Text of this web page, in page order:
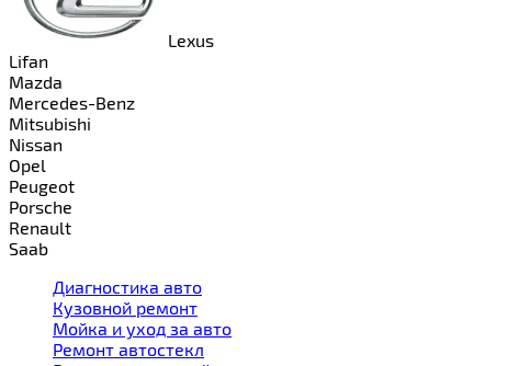
Lexus
Lifan
Mazda
Mercedes-Benz
Mitsubishi
Nissan
Opel
Peugeot
Porsche
Renault
Saab
Диагностика авто
Кузовной ремонт
Мойка и уход за авто
Ремонт автостекл